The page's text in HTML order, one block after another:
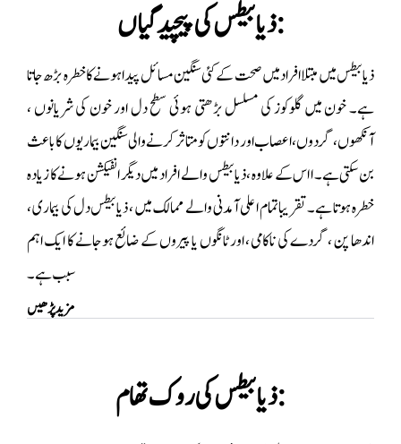
ذیابیطس کی پیچیدگیاں:
ذیابیطس میں مبتلا افراد میں صحت کے کئی سنگین مسائل پیدا ہونے کا خطرہ بڑھ جاتا
ہے۔ خون میں گلوکوز کی مسلسل بڑھتی ہوئی سطح دل اور خون کی شریانوں ،
آنکھوں ، گردوں ، اعصاب اور دانتوں کو متاثر کرنے والی سنگین بیماریوں کا باعث
بن سکتی ہے۔ ا اس کے علاوہ ، ذیابیطس والے افراد میں دیگر انفیکشن ہونے کا زیادہ
خطرہ ہوتا ہے۔ تقریبا تمام اعلی آمدنی والے ممالک میں ، ذیابیطس دل کی بیماری ،
اندھا پن ، گردے کی ناکامی ، اور ٹانگوں یا پیروں کے ضائع ہوجانے کا ایک اہم
سبب ہے۔
مزید پڑھیں
ذیابیطس کی روک تھام: